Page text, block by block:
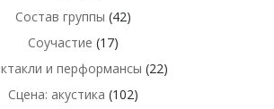
Состав группы (42)
Соучастие (17)
и перформансы (22)
Сцена: акустика (102)